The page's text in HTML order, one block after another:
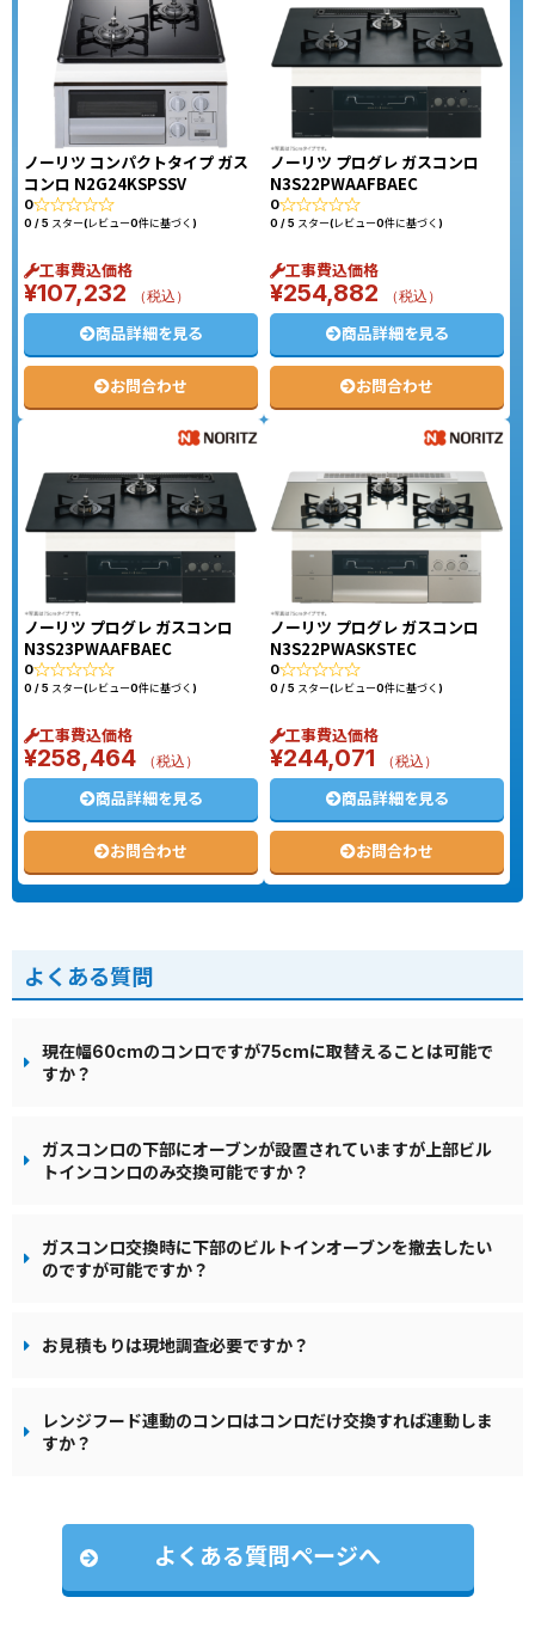
ノーリツ コンパクトタイプ ガス
コンロ N2G24KSPSSV
0
0 / 5 スター(レビュー0件に基づく)
工事費込価格
¥107,232 （税込）
商品詳細を見る
お問合わせ
ノーリツ プログレ ガスコンロ
N3S22PWAAFBAEC
0
0 / 5 スター(レビュー0件に基づく)
工事費込価格
¥254,882 （税込）
商品詳細を見る
お問合わせ
ノーリツ プログレ ガスコンロ
N3S23PWAAFBAEC
0
0 / 5 スター(レビュー0件に基づく)
工事費込価格
¥258,464 （税込）
商品詳細を見る
お問合わせ
ノーリツ プログレ ガスコンロ
N3S22PWASKSTEC
0
0 / 5 スター(レビュー0件に基づく)
工事費込価格
¥244,071 （税込）
商品詳細を見る
お問合わせ
よくある質問
現在幅60cmのコンロですが75cmに取替えることは可能で
すか？
ガスコンロの下部にオーブンが設置されていますが上部ビル
トインコンロのみ交換可能ですか？
ガスコンロ交換時に下部のビルトインオーブンを撤去したい
のですが可能ですか？
お見積もりは現地調査必要ですか？
レンジフード連動のコンロはコンロだけ交換すれば連動しま
すか？
よくある質問ページへ